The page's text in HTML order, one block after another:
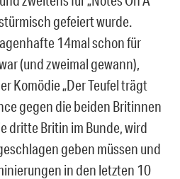
gefeiert wurde.
14mal schon für
(und zweimal gewann),
Komödie „Der Teufel trägt
gegen die beiden Britinnen
dritte Britin im Bunde, wird
geben müssen und
in den letzten 10